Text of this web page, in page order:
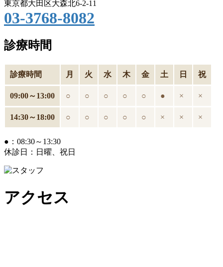
東京都大田区大森北6-2-11
03-3768-8082
診療時間
診療時間 月 火 水 木 金 土 日 祝
09:00～13:00 ○ ○ ○ ○ ○ ● × ×
14:30～18:00 ○ ○ ○ ○ ○ × × ×
●：08:30～13:30
休診日：日曜、祝日
アクセス